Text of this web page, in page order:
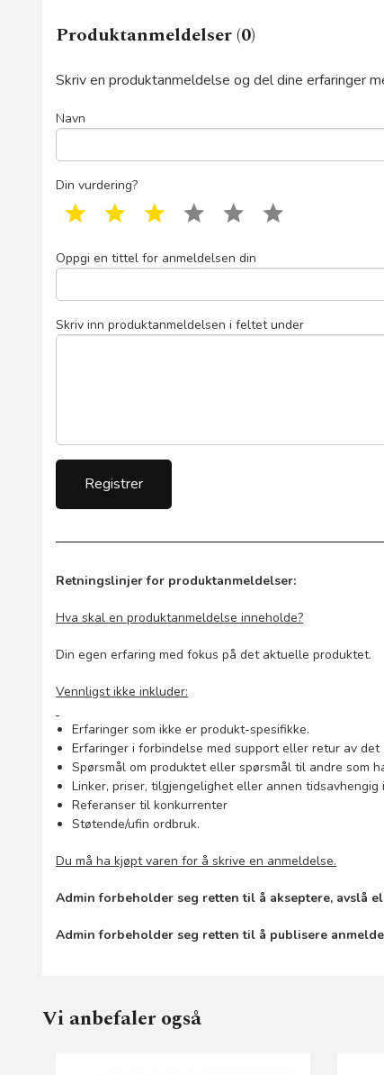
Produktanmeldelser (0)
Skriv en produktanmeldelse og del dine erfaringer
Navn
Din vurdering?
1 star 2 star 3 star 4 star 5 star
Oppgi en tittel for anmeldelsen din
Skriv inn produktanmeldelsen i feltet under
Retningslinjer for produktanmeldelser:
Hva skal en produktanmeldelse inneholde?
Din egen erfaring med fokus på det aktuelle produktet.
Vennligst ikke inkluder:
Erfaringer som ikke er produkt-spesifikke.
Erfaringer i forbindelse med support eller retur av
Spørsmål om produktet eller spørsmål til andre som
Linker, priser, tilgjengelighet eller annen tidsavhengig
Referanser til konkurrenter
Støtende/ufin ordbruk.
Du må ha kjøpt varen for å skrive en anmeldelse.
Admin forbeholder seg retten til å akseptere, avslå
Admin forbeholder seg retten til å publisere
Vi anbefaler også